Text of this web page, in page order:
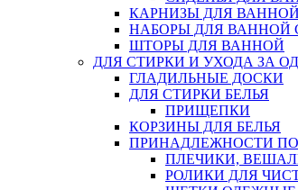
КАРНИЗЫ ДЛЯ ВАННОЙ
НАБОРЫ ДЛЯ ВАННОЙ
ШТОРЫ ДЛЯ ВАННОЙ
ДЛЯ СТИРКИ И УХОДА ЗА
ГЛАДИЛЬНЫЕ ДОСКИ
ДЛЯ СТИРКИ БЕЛЬЯ
ПРИЩЕПКИ
КОРЗИНЫ ДЛЯ БЕЛЬЯ
ПРИНАДЛЕЖНОСТИ
ПЛЕЧИКИ,
РОЛИКИ ДЛЯ